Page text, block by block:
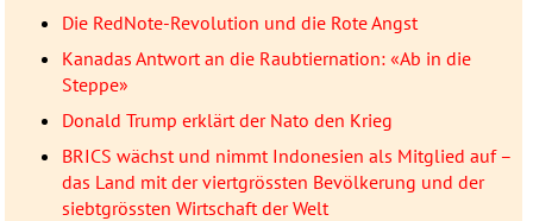
Die RedNote-Revolution und die Rote Angst
Kanadas Antwort an die Raubtiernation: «Ab in die
Steppe»
Donald Trump erklärt der Nato den Krieg
BRICS wächst und nimmt Indonesien als Mitglied auf –
das Land mit der viertgrössten Bevölkerung und der
siebtgrössten Wirtschaft der Welt